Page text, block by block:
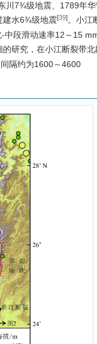
川7¾级地震、1789年
建水6¾级地震[39]。小江
中段滑动速率12～15
研究，在小江断裂带北
隔约为1600～4600